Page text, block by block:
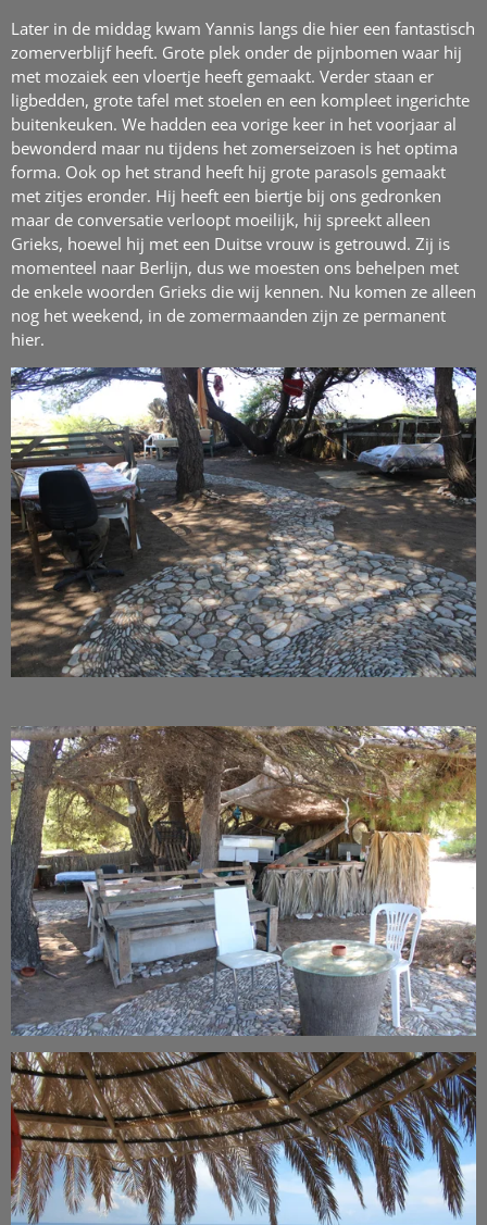
Later in de middag kwam Yannis langs die hier een fantastisch
zomerverblijf heeft. Grote plek onder de pijnbomen waar hij
met mozaiek een vloertje heeft gemaakt. Verder staan er
ligbedden, grote tafel met stoelen en een kompleet ingerichte
buitenkeuken. We hadden eea vorige keer in het voorjaar al
bewonderd maar nu tijdens het zomerseizoen is het optima
forma. Ook op het strand heeft hij grote parasols gemaakt
met zitjes eronder. Hij heeft een biertje bij ons gedronken
maar de conversatie verloopt moeilijk, hij spreekt alleen
Grieks, hoewel hij met een Duitse vrouw is getrouwd. Zij is
momenteel naar Berlijn, dus we moesten ons behelpen met
de enkele woorden Grieks die wij kennen. Nu komen ze alleen
nog het weekend, in de zomermaanden zijn ze permanent
hier.